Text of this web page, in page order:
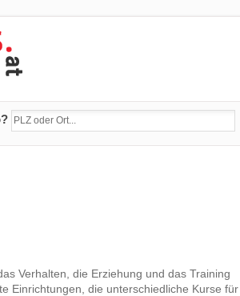
Verhalten, die Erziehung und das Training
Einrichtungen, die unterschiedliche Kurse für